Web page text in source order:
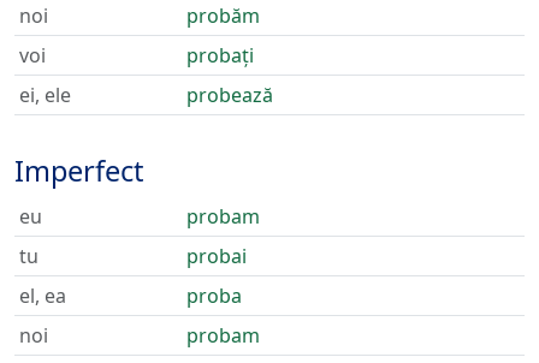
noi
probăm
voi
probați
ei, ele
probează
Imperfect
eu
probam
tu
probai
el, ea
proba
noi
probam